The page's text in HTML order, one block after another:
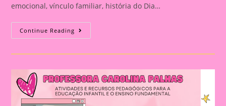
emocional, vínculo familiar, história do Dia…
Continue Reading Atividade
Para
Dia
Dia
Dos
Pais:
Celebração
E